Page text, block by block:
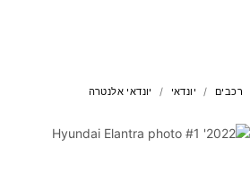
רכבים יונדאי יונדאי אלנטרה